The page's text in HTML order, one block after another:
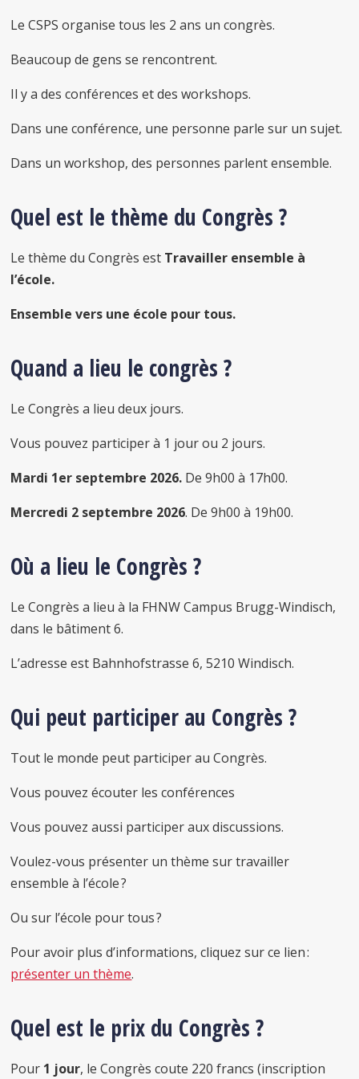
Le CSPS organise tous les 2 ans un congrès.
Beaucoup de gens se rencontrent.
Il y a des conférences et des workshops.
Dans une conférence, une personne parle sur un sujet.
Dans un workshop, des personnes parlent ensemble.
Quel est le thème du Congrès ?
Le thème du Congrès est Travailler ensemble à
l’école.
Ensemble vers une école pour tous.
Quand a lieu le congrès ?
Le Congrès a lieu deux jours.
Vous pouvez participer à 1 jour ou 2 jours.
Mardi 1er septembre 2026. De 9h00 à 17h00.
Mercredi 2 septembre 2026. De 9h00 à 19h00.
Où a lieu le Congrès ?
Le Congrès a lieu à la FHNW Campus Brugg-Windisch,
dans le bâtiment 6.
L’adresse est Bahnhofstrasse 6, 5210 Windisch.
Qui peut participer au Congrès ?
Tout le monde peut participer au Congrès.
Vous pouvez écouter les conférences
Vous pouvez aussi participer aux discussions.
Voulez-vous présenter un thème sur travailler
ensemble à l’école ?
Ou sur l’école pour tous ?
Pour avoir plus d’informations, cliquez sur ce lien :
présenter un thème.
Quel est le prix du Congrès ?
Pour 1 jour, le Congrès coute 220 francs (inscription